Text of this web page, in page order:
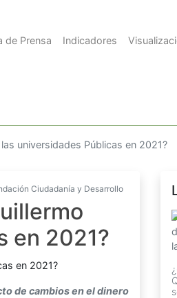
de Prensa Indicadores
universidades Públicas en 2021?
Ciudadanía y Desarrollo
en 2021?
de cambios en el dinero